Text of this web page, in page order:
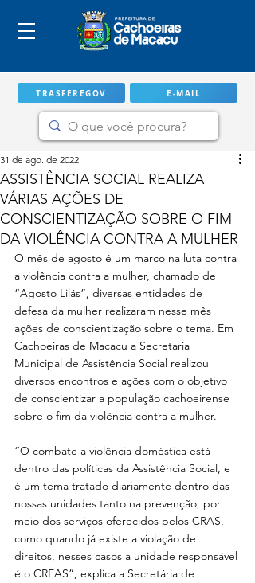
TRASFEREGOV E-MAIL
IMPORTANTE
ASSISTÊNCIA SOCIAL REALIZA
VÁRIAS AÇÕES DE
CONSCIENTIZAÇÃO SOBRE O FIM
DA VIOLÊNCIA CONTRA A MULHER
31 de ago. de 2022
O mês de agosto é um marco na luta contra
a violência contra a mulher, chamado de
“Agosto Lilás”, diversas entidades de
defesa da mulher realizaram nesse mês
ações de conscientização sobre o tema. Em
Cachoeiras de Macacu a Secretaria
Municipal de Assistência Social realizou
diversos encontros e ações com o objetivo
de conscientizar a população cachoeirense
sobre o fim da violência contra a mulher.
“O combate a violência doméstica está
dentro das políticas da Assistência Social, e
é um tema tratado diariamente dentro das
nossas unidades tanto na prevenção, por
meio dos serviços oferecidos pelos CRAS,
como quando já existe a violação de
direitos, nesses casos a unidade responsável
é o CREAS”, explica a Secretária de